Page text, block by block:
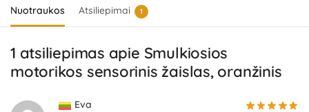
Nuotraukos Atsiliepimai 1
1 atsiliepimas apie Smulkiosios
motorikos sensorinis žaislas, oranžinis
Eva